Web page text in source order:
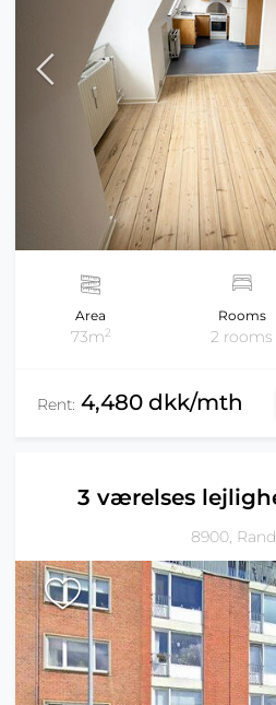
Area
73m2
Rooms
2 rooms
Rent: 4,480 dkk/mth
3 værelses
8900,